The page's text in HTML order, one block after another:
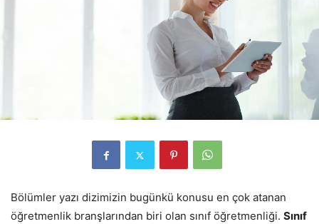
Bölümler yazı dizimizin bugünkü konusu en çok atanan
öğretmenlik branşlarından biri olan sınıf öğretmenliği. Sınıf